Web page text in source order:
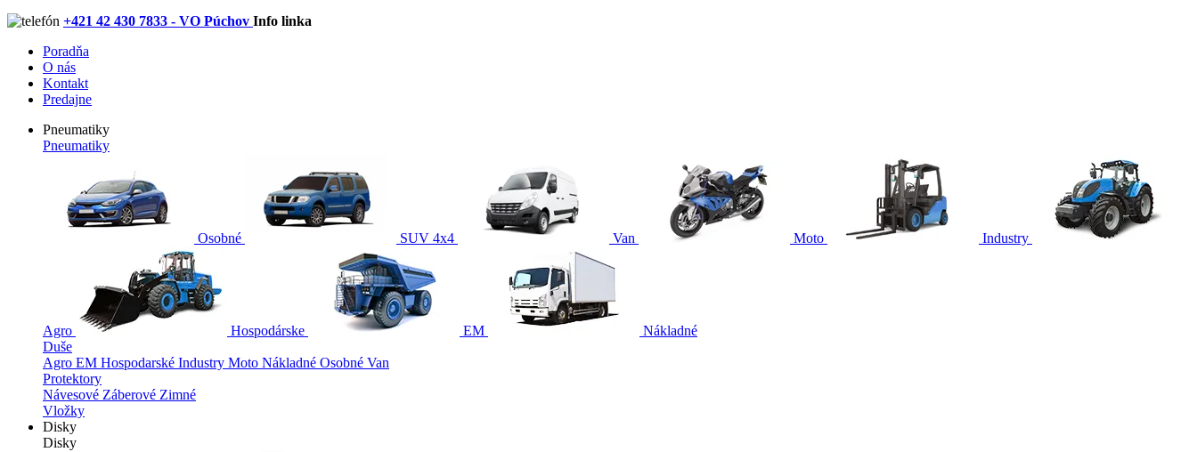
+421 42 430 7833 - VO Púchov Info linka
Poradňa
O nás
Kontakt
Predajne
Pneumatiky
Pneumatiky
Osobné SUV 4x4 Van Moto Industry
Agro Hospodárske EM
Nákladné
Duše
Agro EM Hospodarské Industry Moto Nákladné Osobné Van
Protektory
Návesové Záberové Zimné
Vložky
Disky
Disky